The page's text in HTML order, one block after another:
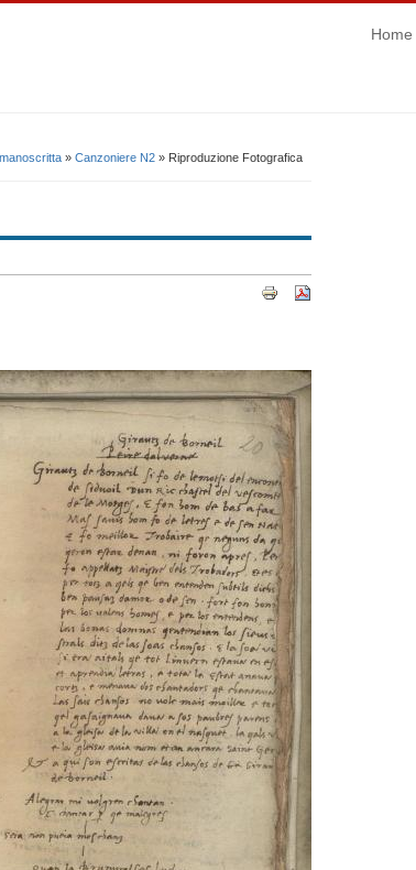
Home
» Canzoniere N2 » Riproduzione Fotografica